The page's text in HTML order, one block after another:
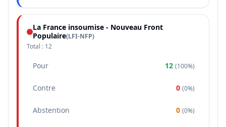
La France insoumise - Nouveau Front
Populaire(LFI-NFP)
Total : 12
Pour 12 (100%)
Contre 0 (0%)
Abstention 0 (0%)